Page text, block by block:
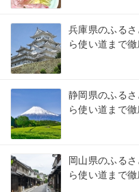
兵庫県のふる
ら使い道まで徹
静岡県のふる
ら使い道まで徹
岡山県のふる
ら使い道まで徹